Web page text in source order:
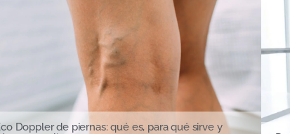
Doppler de piernas: qué es, para qué sirve y